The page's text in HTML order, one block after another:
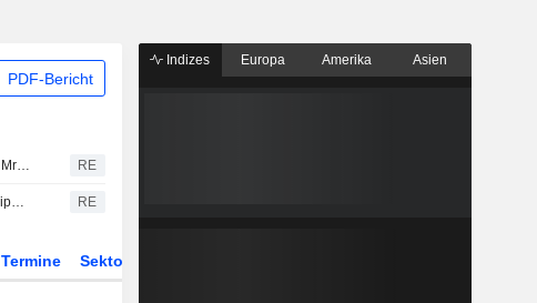
PDF-Bericht
SpaceX und Tesla wollen zunächst 16,8 Mrd. USD in Terafab-Chipwerk in Texas investieren RE
S&P 500 unverändert, Schwäche bei Chips und Software gleicht breitere Gewinne aus RE
Termine Sektor
Indizes Europa Amerika Asien